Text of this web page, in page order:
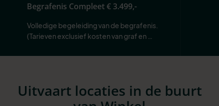
Begrafenis Compleet€ 3.499,-
Volledige begeleiding van de begrafenis.
(Tarieven exclusief kosten van graf en
Uitvaart locaties in de buurt